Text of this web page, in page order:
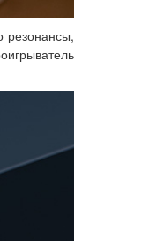
резонансы,